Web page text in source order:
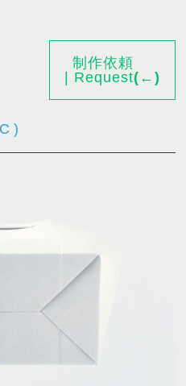
( ← )
制作依頼
| Request
C )